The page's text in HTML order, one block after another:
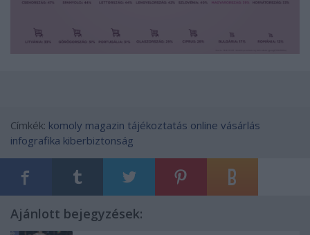
Címkék: komoly magazin tájékoztatás online vásárlás
infografika kiberbiztonság
Ajánlott bejegyzések: